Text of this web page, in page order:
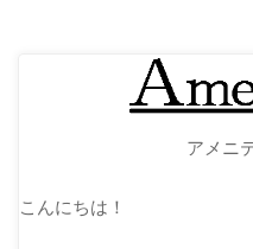
アメニ
こんにちは！